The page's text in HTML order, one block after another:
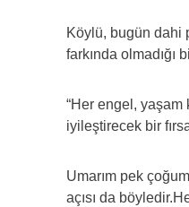
Köylü, bugün dahi
farkında olmadığı
“Her engel, yaşam
iyileştirecek bir
Umarım pek
açısı da